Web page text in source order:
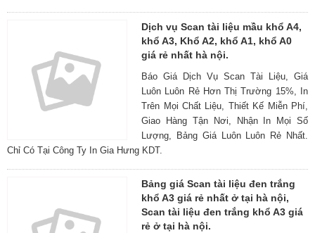
Dịch vụ Scan tài liệu mầu khổ A4,
khổ A3, Khổ A2, khổ A1, khổ A0
giá rẻ nhất hà nội.
Báo Giá Dịch Vụ Scan Tài Liệu, Giá
Luôn Luôn Rẻ Hơn Thị Trường 15%, In
Trên Mọi Chất Liệu, Thiết Kế Miễn Phí,
Giao Hàng Tận Nơi, Nhận In Mọi Số
Lượng, Bảng Giá Luôn Luôn Rẻ Nhất.
Chỉ Có Tại Công Ty In Gia Hưng KDT.
Bảng giá Scan tài liệu đen trắng
khổ A3 giá rẻ nhất ở tại hà nội,
Scan tài liệu đen trắng khổ A3 giá
rẻ ở tại hà nội.